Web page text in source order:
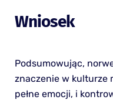
Wniosek
Podsumowując,
znaczenie w kulturze
pełne emocji, i